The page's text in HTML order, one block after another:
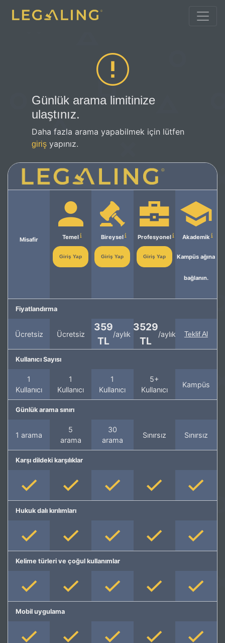
Günlük arama limitinize
ulaştınız.
Daha fazla arama yapabilmek için lütfen
giriş yapınız.
Misafir Temel
Giriş Yap
Bireysel
Giriş Yap
Profesyonel
Giriş Yap
Akademik
Kampüs ağına
bağlanın.
Fiyatlandırma
Ücretsiz Ücretsiz
359
TL
/aylık
3529
TL
/aylık Teklif Al
Kullanıcı Sayısı
1
Kullanıcı
1
Kullanıcı
1
Kullanıcı
5+
Kullanıcı
Kampüs
Günlük arama sınırı
1 arama
5
arama
30
arama
Sınırsız Sınırsız
Karşı dildeki karşılıklar
Hukuk dalı kırılımları
Kelime türleri ve çoğul kullanımlar
Mobil uygulama